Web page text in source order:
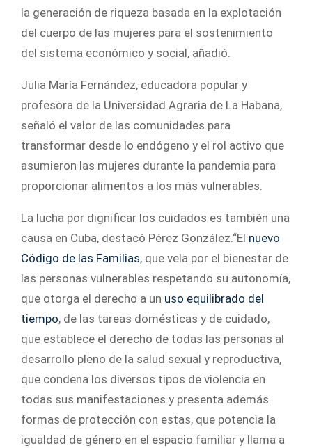
la generación de riqueza basada en la explotación
del cuerpo de las mujeres para el sostenimiento
del sistema económico y social, añadió.
Julia María Fernández, educadora popular y
profesora de la Universidad Agraria de La Habana,
señaló el valor de las comunidades para
transformar desde lo endógeno y el rol activo que
asumieron las mujeres durante la pandemia para
proporcionar alimentos a los más vulnerables.
La lucha por dignificar los cuidados es también una
causa en Cuba, destacó Pérez González.“El nuevo
Código de las Familias, que vela por el bienestar de
las personas vulnerables respetando su autonomía,
que otorga el derecho a un uso equilibrado del
tiempo, de las tareas domésticas y de cuidado,
que establece el derecho de todas las personas al
desarrollo pleno de la salud sexual y reproductiva,
que condena los diversos tipos de violencia en
todas sus manifestaciones y presenta además
formas de protección con estas, que potencia la
igualdad de género en el espacio familiar y llama a